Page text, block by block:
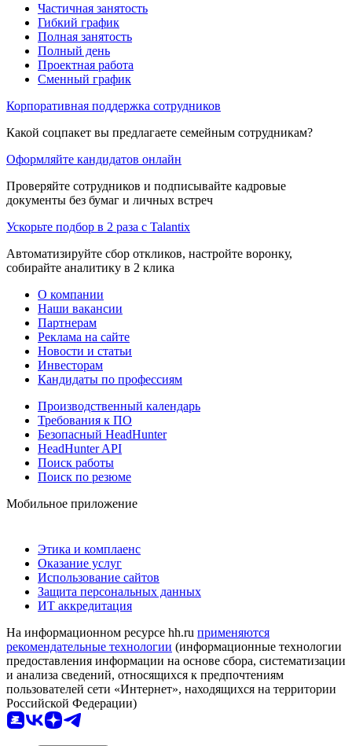
Частичная занятость
Гибкий график
Полная занятость
Полный день
Проектная работа
Сменный график
Корпоративная поддержка сотрудников
Какой соцпакет вы предлагаете семейным сотрудникам?
Оформляйте кандидатов онлайн
Проверяйте сотрудников и подписывайте кадровые
документы без бумаг и личных встреч
Ускорьте подбор в 2 раза с Talantix
Автоматизируйте сбор откликов, настройте воронку,
собирайте аналитику в 2 клика
О компании
Наши вакансии
Партнерам
Реклама на сайте
Новости и статьи
Инвесторам
Кандидаты по профессиям
Производственный календарь
Требования к ПО
Безопасный HeadHunter
HeadHunter API
Поиск работы
Поиск по резюме
Мобильное приложение
Этика и комплаенс
Оказание услуг
Использование сайтов
Защита персональных данных
ИТ аккредитация
На информационном ресурсе hh.ru применяются
рекомендательные технологии (информационные технологии
предоставления информации на основе сбора, систематизации
и анализа сведений, относящихся к предпочтениям
пользователей сети «Интернет», находящихся на территории
Российской Федерации)